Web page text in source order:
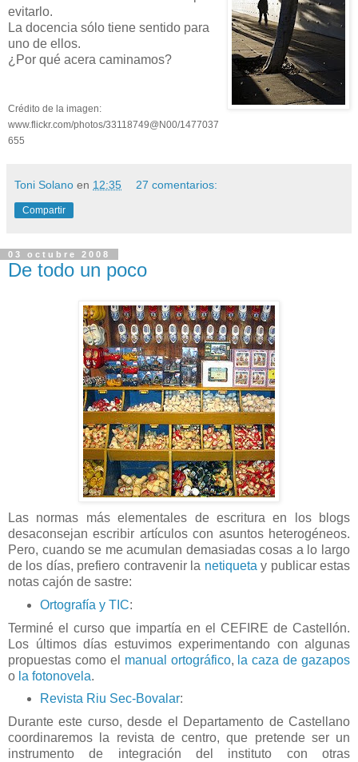
evitarlo.
La docencia sólo tiene sentido para
uno de ellos.
¿Por qué acera caminamos?
Crédito de la imagen:
www.flickr.com/photos/33118749@N00/1477037
655
Toni Solano en 12:35 27 comentarios:
Compartir
03 octubre 2008
De todo un poco
Las normas más elementales de escritura en los blogs
desaconsejan escribir artículos con asuntos heterogéneos.
Pero, cuando se me acumulan demasiadas cosas a lo largo
de los días, prefiero contravenir la netiqueta y publicar estas
notas cajón de sastre:
Ortografía y TIC:
Terminé el curso que impartía en el CEFIRE de Castellón.
Los últimos días estuvimos experimentando con algunas
propuestas como el manual ortográfico, la caza de gazapos
o la fotonovela.
Revista Riu Sec-Bovalar:
Durante este curso, desde el Departamento de Castellano
coordinaremos la revista de centro, que pretende ser un
instrumento de integración del instituto con otras